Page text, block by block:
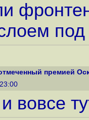
под
премией
вовсе